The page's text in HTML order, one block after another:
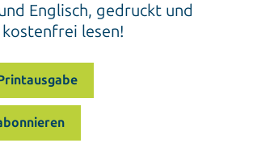
Englisch, gedruckt und
lesen!